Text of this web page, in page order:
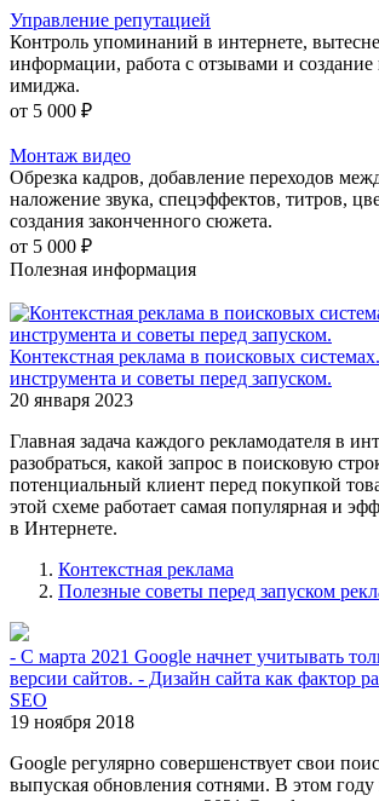
Управление репутацией
Контроль упоминаний в интернете,
информации, работа с отзывами и
имиджа.
от 5 000 ₽
Монтаж видео
Обрезка кадров, добавление переходов
наложение звука, спецэффектов, титров,
создания законченного сюжета.
от 5 000 ₽
Полезная информация
Контекстная реклама в поисковых
инструмента и советы перед запуском.
20 января 2023
Главная задача каждого рекламодателя в
разобраться, какой запрос в поисковую
потенциальный клиент перед покупкой
этой схеме работает самая популярная и
в Интернете.
Контекстная реклама
Полезные советы перед запуском
- С марта 2021 Google начнет учитывать
версии сайтов. - Дизайн сайта как фактор
SEO
19 ноября 2018
Google регулярно совершенствует свои
выпуская обновления сотнями. В этом году